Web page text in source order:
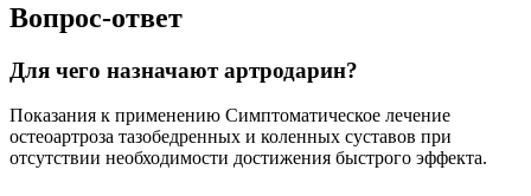
Вопрос-ответ
Для чего назначают артродарин?
Показания к применению Симптоматическое лечение
остеоартроза тазобедренных и коленных суставов при
отсутствии необходимости достижения быстрого эффекта.